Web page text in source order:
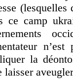
ce camp
la
laisser